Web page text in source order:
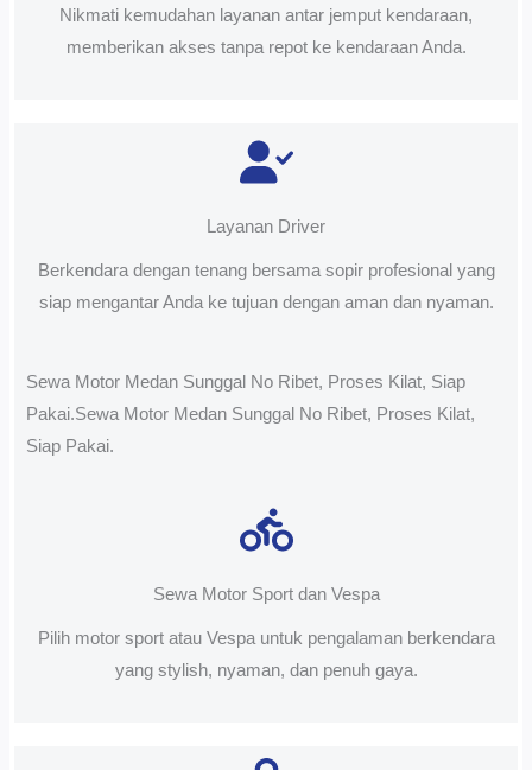
Nikmati kemudahan layanan antar jemput kendaraan,
memberikan akses tanpa repot ke kendaraan Anda.
Layanan Driver
Berkendara dengan tenang bersama sopir profesional yang
siap mengantar Anda ke tujuan dengan aman dan nyaman.
Sewa Motor Medan Sunggal No Ribet, Proses Kilat, Siap
Pakai.Sewa Motor Medan Sunggal No Ribet, Proses Kilat,
Siap Pakai.
Sewa Motor Sport dan Vespa
Pilih motor sport atau Vespa untuk pengalaman berkendara
yang stylish, nyaman, dan penuh gaya.